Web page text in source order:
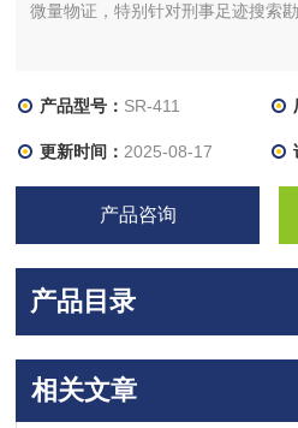
微量物证，特别针对刑事足迹搜索勘
产品型号： SR-411
更新时间： 2025-08-17
产品咨询
产品目录
相关文章